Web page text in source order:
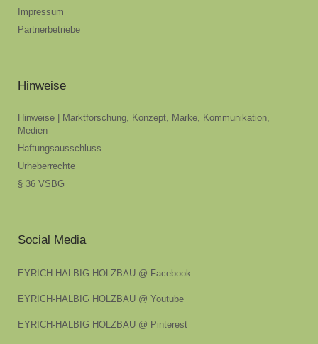
Impressum
Partnerbetriebe
Hinweise
Hinweise | Marktforschung, Konzept, Marke, Kommunikation,
Medien
Haftungsausschluss
Urheberrechte
§ 36 VSBG
Social Media
EYRICH-HALBIG HOLZBAU @ Facebook
EYRICH-HALBIG HOLZBAU @ Youtube
EYRICH-HALBIG HOLZBAU @ Pinterest